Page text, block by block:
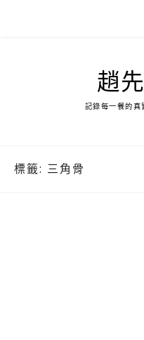
趙
記錄每一餐的真
標籤: 三角骨